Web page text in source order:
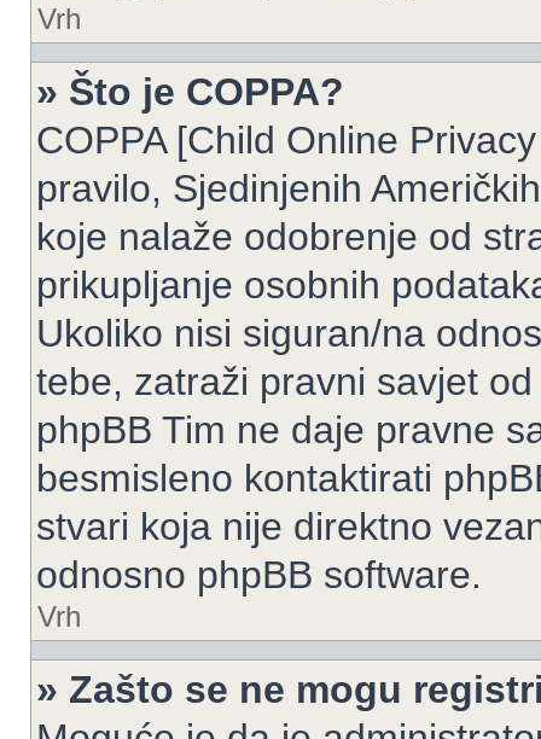
Vrh
» Što je COPPA?
COPPA [Child Online
pravilo, Sjedinjenih
koje nalaže odobrenje od
prikupljanje osobnih
Ukoliko nisi siguran/na
tebe, zatraži pravni savjet
phpBB Tim ne daje pravne
besmisleno kontaktirati
stvari koja nije direktno
odnosno phpBB software.
Vrh
» Zašto se ne mogu